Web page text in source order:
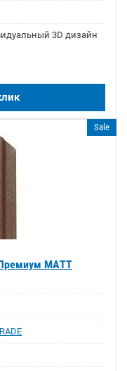
3D дизайн
Sale
Премиум МАТТ